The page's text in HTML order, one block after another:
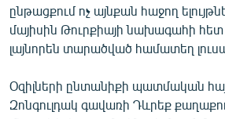
ընթացքում ոչ այնքան հաջող
մայիսին Թուրքիայի նախագահի
լայնորեն տարածված համատեղ
Օզիլների ընտանիքի պատմական
Զոնգուլդակ գավառի Դևրեք